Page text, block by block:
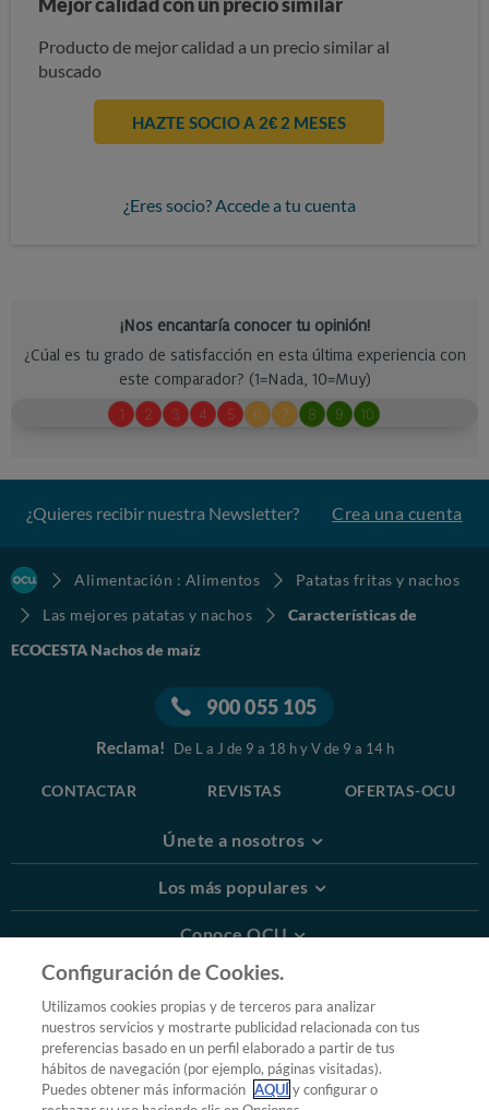
Producto de mejor calidad a un precio similar al
buscado
HAZTE SOCIO A 2€ 2 MESES
¿Eres socio? Accede a tu cuenta
¿Quieres recibir nuestra Newsletter? Crea una cuenta
Alimentación : Alimentos
Patatas fritas y nachos
Las mejores patatas y nachos
Características de
ECOCESTA Nachos de maíz
900 055 105
Reclama! De L a J de 9 a 18 h y V de 9 a 14 h
CONTACTAR REVISTAS OFERTAS-OCU
Únete a nosotros
Los más populares
Conoce OCU
Más Información
© 2026 OCU
Condiciones generales de contratación de OCU
Política de privacidad
Configuración de Cookies.
Utilizamos cookies propias y de terceros para analizar
nuestros servicios y mostrarte publicidad relacionada con tus
preferencias basado en un perfil elaborado a partir de tus
hábitos de navegación (por ejemplo, páginas visitadas).
Puedes obtener más información AQUÍy configurar o